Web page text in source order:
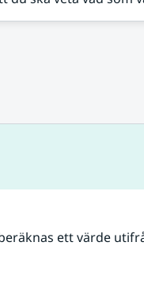
ett värde